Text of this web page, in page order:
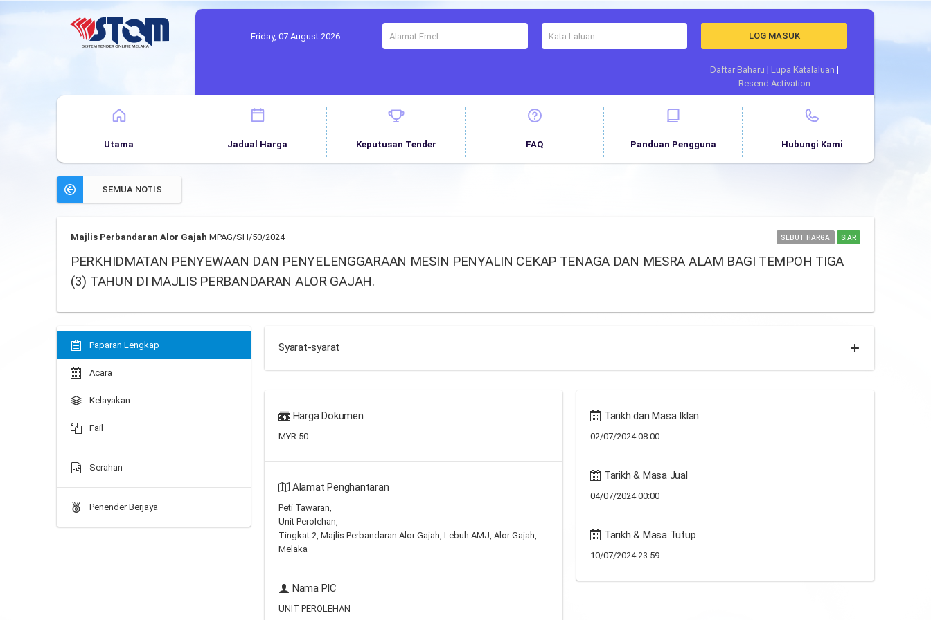
Friday, 07 August 2026 LOG MASUK
Daftar Baharu | Lupa Katalaluan |
Resend Activation
Utama Jadual Harga Keputusan Tender FAQ Panduan Pengguna Hubungi Kami
SEMUA NOTIS
Majlis Perbandaran Alor Gajah MPAG/SH/50/2024 SEBUT HARGA SIAR
PERKHIDMATAN PENYEWAAN DAN PENYELENGGARAAN MESIN PENYALIN CEKAP TENAGA DAN MESRA ALAM BAGI TEMPOH TIGA
(3) TAHUN DI MAJLIS PERBANDARAN ALOR GAJAH.
Paparan Lengkap
Acara
Kelayakan
Fail
Serahan
Penender Berjaya
Syarat-syarat
Harga Dokumen
MYR 50
Alamat Penghantaran
Peti Tawaran,
Unit Perolehan,
Tingkat 2, Majlis Perbandaran Alor Gajah, Lebuh AMJ, Alor Gajah,
Melaka
Nama PIC
UNIT PEROLEHAN
Tarikh dan Masa Iklan
02/07/2024 08:00
Tarikh & Masa Jual
04/07/2024 00:00
Tarikh & Masa Tutup
10/07/2024 23:59